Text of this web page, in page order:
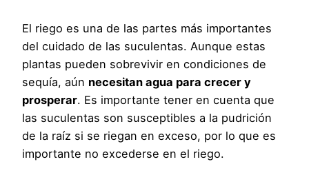
El riego es una de las partes más importantes
del cuidado de las suculentas. Aunque estas
plantas pueden sobrevivir en condiciones de
sequía, aún necesitan agua para crecer y
prosperar. Es importante tener en cuenta que
las suculentas son susceptibles a la pudrición
de la raíz si se riegan en exceso, por lo que es
importante no excederse en el riego.